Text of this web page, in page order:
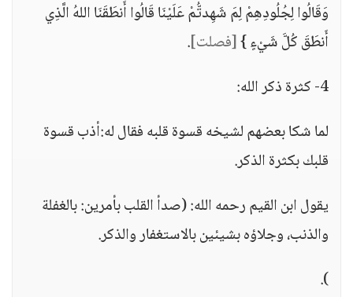
وَقَالُوا لِجُلُودِهِمْ لِمَ شَهِدتُّمْ عَلَيْنَا قَالُوا أَنطَقَنَا اللهُ الَّذِي
أَنطَقَ كُلَّ شَيْءٍ }[فصلت].
4- كثرة ذكر الله:
لما شكا بعضهم لشيخه قسوة قلبه فقال له:أذب قسوة
قلبك بكثرة الذكر.
يقول ابن القيم رحمه الله: (صدأ القلب بأمرين: بالغفلة
والذنب، وجلاؤه بشيئين بالاستغفار والذكر.
).